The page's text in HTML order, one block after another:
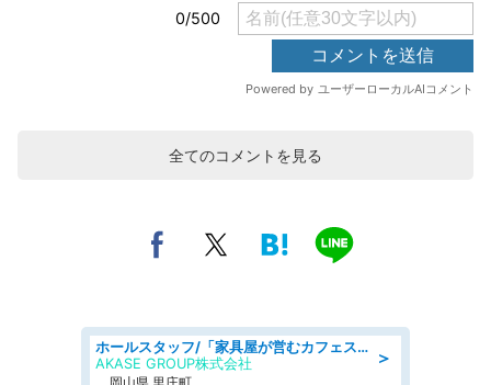
全てのコメントを見る
＞
ホールスタッフ/「家具屋が営むカフェスタッフ!」週2日～OK!嬉しいまかない付き/岡山県/浅口郡里庄町
AKASE GROUP株式会社